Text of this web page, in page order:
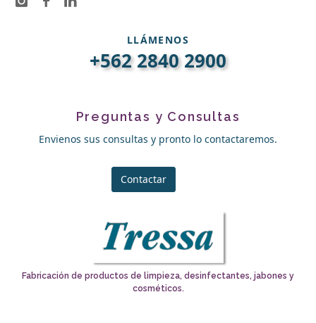
LLÁMENOS
+562 2840 2900
Preguntas y Consultas
Envienos sus consultas y pronto lo contactaremos.
Contactar
Fabricación de productos de limpieza, desinfectantes, jabones y
cosméticos.